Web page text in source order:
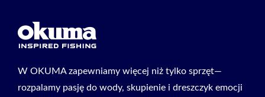
W OKUMA zapewniamy więcej niż tylko sprzęt—
rozpalamy pasję do wody, skupienie i dreszczyk emocji